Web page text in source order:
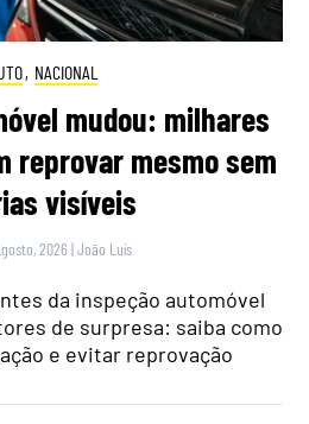
, NACIONAL
mudou: milhares
reprovar mesmo sem
visíveis
2026 |João Luís
da inspeção automóvel
de surpresa: saiba como
e evitar reprovação